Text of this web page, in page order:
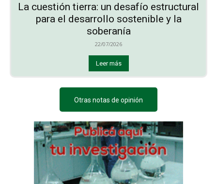
La cuestión tierra: un desafío estructural
para el desarrollo sostenible y la
soberanía
22/07/2026
Leer más
Otras notas de opinión